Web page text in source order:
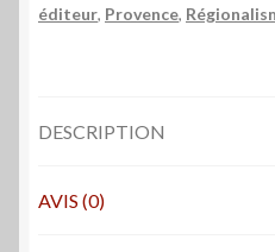
provençale
salue,
!
éditeur, Provence,
DESCRIPTION
AVIS (0)